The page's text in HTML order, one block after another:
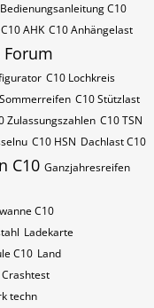
Bedienungsanleitung C10
C10 AHK C10 Anhängelast
Forum
C10 Lochkreis
C10 Stützlast
Zulassungszahlen C10​​​​ TSN
C10​​​​​ HSN Dachlast C10
C10 Ganzjahresreifen
C10
Ladekarte
C10 Land
techn